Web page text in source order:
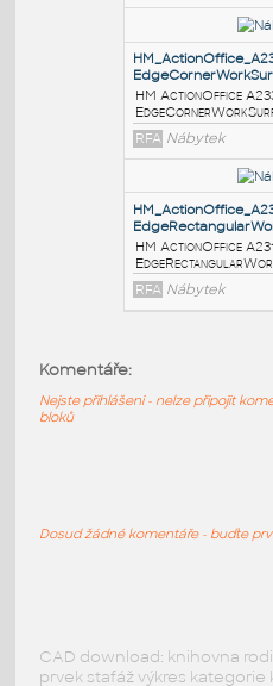
HM
RFA Nábytek
HM
RFA Nábytek
HM
Komentáře:
Nejste přihlášeni - nelze připojit
bloků
Dosud žádné komentáře - buďte
CAD download: knihovna
prvek stafáž výkres